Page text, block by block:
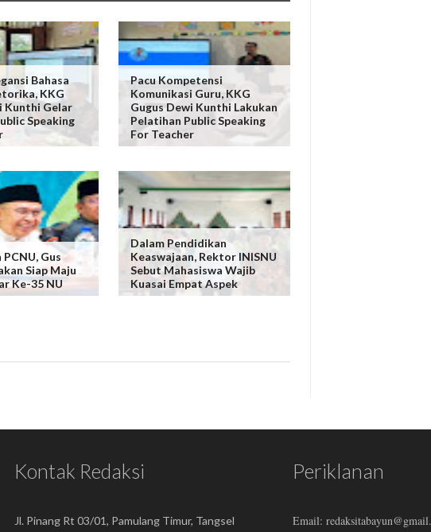
Bahasa
KKG
Kunthi Gelar
Speaking
Pacu Kompetensi
Komunikasi Guru, KKG
Gugus Dewi Kunthi Lakukan
Pelatihan Public Speaking
For Teacher
Gus
Siap Maju
Ke-35 NU
Dalam Pendidikan
Keaswajaan, Rektor INISNU
Sebut Mahasiswa Wajib
Kuasai Empat Aspek
Kontak Redaksi
Jl. Pinang Rt 03/01, Pamulang Timur, Tangsel
Periklanan
Email: